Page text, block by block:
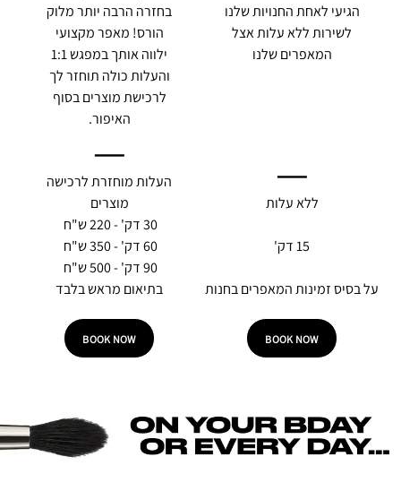
הגיעי לאחת החנויות שלנו
לשירות ללא עלות אצל
המאפרים שלנו
—
ללא עלות
15 דק'
על בסיס זמינות המאפרים בחנות
BOOK NOW
בחזרה הרבה יותר מלוק
הורס! מאפר מקצועי
ילווה אותך במפגש 1:1
והעלות כולה תוחזר לך
לרכישת מוצרים בסוף
האיפור.
—
העלות מוחזרת לרכישה
מוצרים
30 דק' - 220 ש"ח
60 דק' - 350 ש"ח
90 דק' - 500 ש"ח
בתיאום מראש בלבד
BOOK NOW